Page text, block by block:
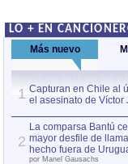
LO + EN
Más nuevo
1 Capturan en Chile al
el asesinato de Víctor
2
La comparsa Bantú
mayor desfile de
hecho fuera de
por Manel Gausachs